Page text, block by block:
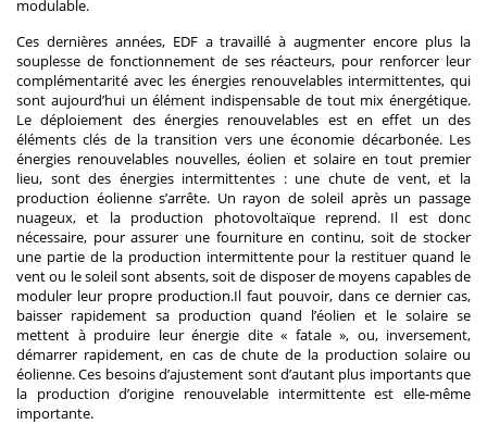
modulable.
Ces dernières années, EDF a travaillé à augmenter encore plus la
souplesse de fonctionnement de ses réacteurs, pour renforcer leur
complémentarité avec les énergies renouvelables intermittentes, qui
sont aujourd’hui un élément indispensable de tout mix énergétique.
Le déploiement des énergies renouvelables est en effet un des
éléments clés de la transition vers une économie décarbonée. Les
énergies renouvelables nouvelles, éolien et solaire en tout premier
lieu, sont des énergies intermittentes : une chute de vent, et la
production éolienne s’arrête. Un rayon de soleil après un passage
nuageux, et la production photovoltaïque reprend. Il est donc
nécessaire, pour assurer une fourniture en continu, soit de stocker
une partie de la production intermittente pour la restituer quand le
vent ou le soleil sont absents, soit de disposer de moyens capables de
moduler leur propre production.Il faut pouvoir, dans ce dernier cas,
baisser rapidement sa production quand l’éolien et le solaire se
mettent à produire leur énergie dite « fatale », ou, inversement,
démarrer rapidement, en cas de chute de la production solaire ou
éolienne. Ces besoins d’ajustement sont d’autant plus importants que
la production d’origine renouvelable intermittente est elle-même
importante.